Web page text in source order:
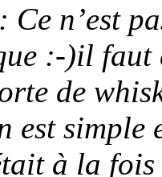
Ce n’est
:-)il faut
de
est simple
à la fois